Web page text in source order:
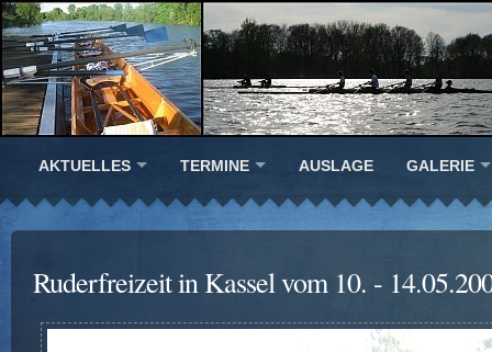
AKTUELLES TERMINE AUSLAGE GALERIE
Ruderfreizeit in Kassel vom 10. -